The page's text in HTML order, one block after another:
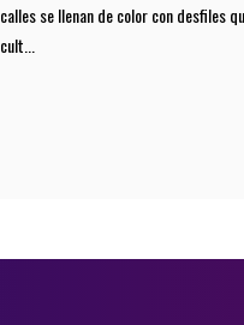
calles se llenan de color con desfiles
cult...